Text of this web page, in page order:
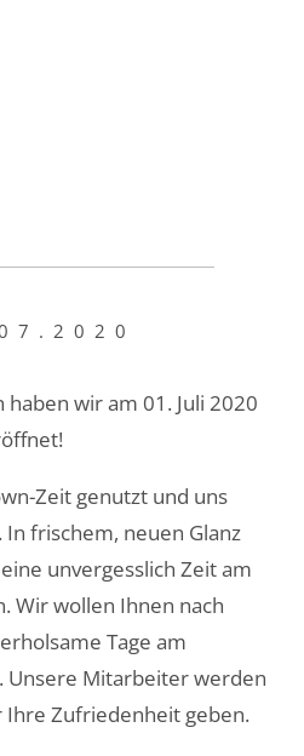
haben wir am 01. Juli 2020
Zeit genutzt und uns
frischem, neuen Glanz
unvergesslich Zeit am
Wir wollen Ihnen nach
Tage am
Unsere Mitarbeiter werden
Zufriedenheit geben.